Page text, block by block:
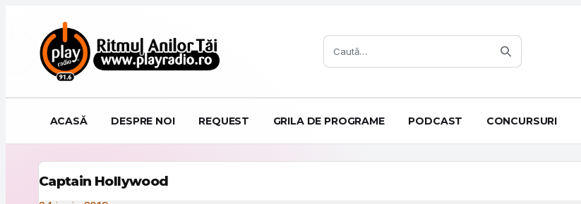
Caută:
ACASĂ DESPRE NOI REQUEST GRILA DE PROGRAME PODCAST CONCURSURI
Captain Hollywood